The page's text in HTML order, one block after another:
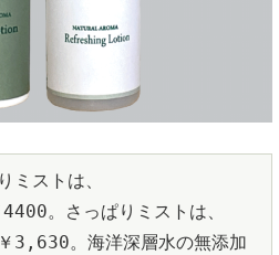
ミストは、
。さっぱりミストは、
。海洋深層水の無添加